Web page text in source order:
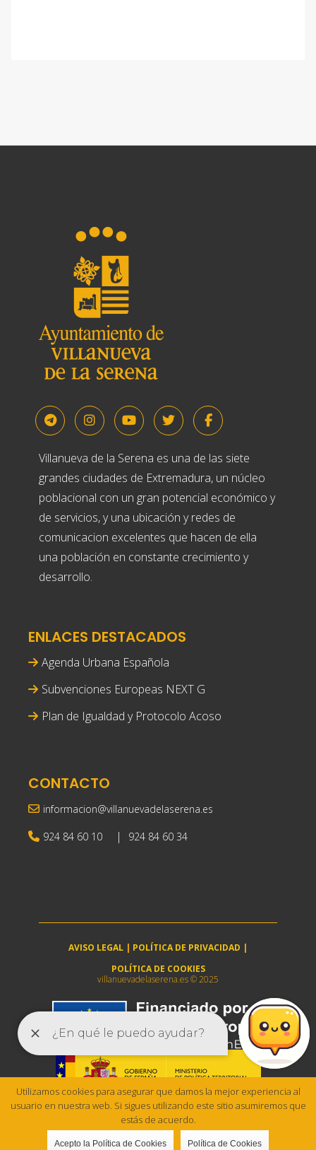
Villanueva de la Serena es una de las siete
grandes ciudades de Extremadura, un núcleo
poblacional con un gran potencial económico y
de servicios, y una ubicación y redes de
comunicacion excelentes que hacen de ella
una población en constante crecimiento y
desarrollo.
ENLACES DESTACADOS
Agenda Urbana Española
Subvenciones Europeas NEXT G
Plan de Igualdad y Protocolo Acoso
CONTACTO
informacion@villanuevadelaserena.es
924 84 60 10 | 924 84 60 34
AVISO LEGAL | POLÍTICA DE PRIVACIDAD |
POLÍTICA DE COOKIES
villanuevadelaserena.es © 2025
Utilizamos cookies para asegurar que damos la mejor experiencia al
usuario en nuestra web. Si sigues utilizando este sitio asumiremos que
estás de acuerdo.
Acepto la Política de Cookies Política de Cookies